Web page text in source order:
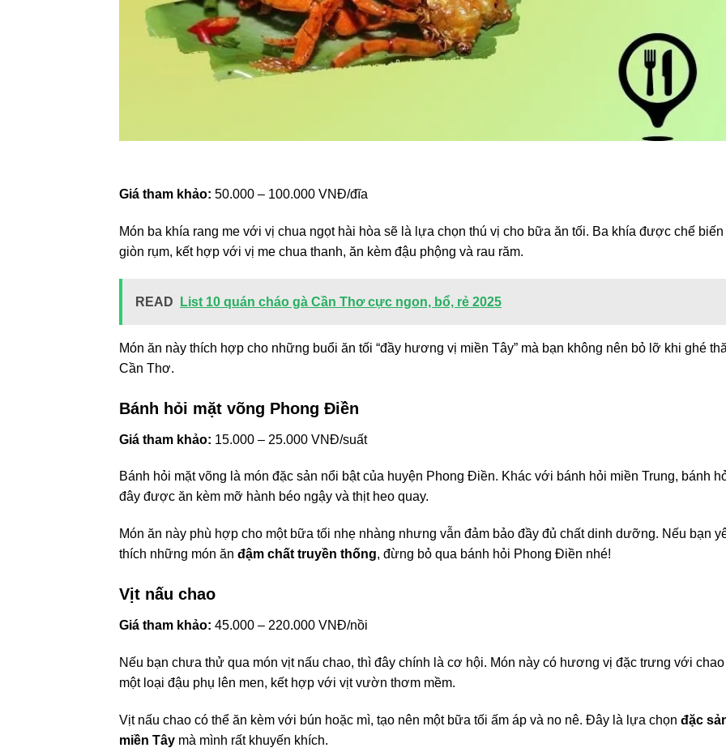
Giá tham khảo: 50.000 – 100.000 VNĐ/đĩa
Món ba khía rang me với vị chua ngọt hài hòa sẽ là lựa chọn thú vị cho bữa ăn tối. Ba khía được chế biến
giòn rụm, kết hợp với vị me chua thanh, ăn kèm đậu phộng và rau răm.
READ List 10 quán cháo gà Cần Thơ cực ngon, bổ, rẻ 2025
Món ăn này thích hợp cho những buổi ăn tối “đầy hương vị miền Tây” mà bạn không nên bỏ lỡ khi ghé
Cần Thơ.
Bánh hỏi mặt võng Phong Điền
Giá tham khảo: 15.000 – 25.000 VNĐ/suất
Bánh hỏi mặt võng là món đặc sản nổi bật của huyện Phong Điền. Khác với bánh hỏi miền Trung, bánh
đây được ăn kèm mỡ hành béo ngậy và thịt heo quay.
Món ăn này phù hợp cho một bữa tối nhẹ nhàng nhưng vẫn đảm bảo đầy đủ chất dinh dưỡng. Nếu bạn
thích những món ăn đậm chất truyền thống, đừng bỏ qua bánh hỏi Phong Điền nhé!
Vịt nấu chao
Giá tham khảo: 45.000 – 220.000 VNĐ/nồi
Nếu bạn chưa thử qua món vịt nấu chao, thì đây chính là cơ hội. Món này có hương vị đặc trưng với
một loại đậu phụ lên men, kết hợp với vịt vườn thơm mềm.
Vịt nấu chao có thể ăn kèm với bún hoặc mì, tạo nên một bữa tối ấm áp và no nê. Đây là lựa chọn đặc
miền Tây mà mình rất khuyến khích.